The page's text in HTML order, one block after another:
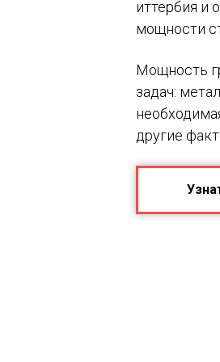
иттербия и
мощности
Мощность
задач:
другие